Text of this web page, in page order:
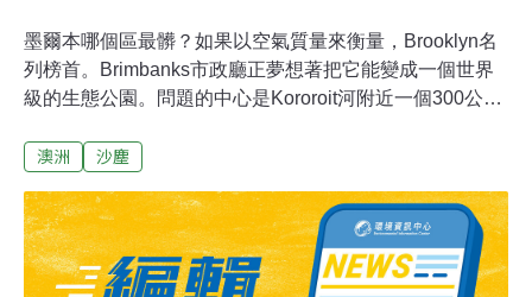
墨爾本哪個區最髒？如果以空氣質量來衡量，Brooklyn名
列榜首。Brimbanks市政廳正夢想著把它能變成一個世界
級的生態公園。問題的中心是Kororoit河附近一個300公頃
閉的垃圾堆填區、重型回收工業區，集裝箱堆場等等。下
池。市政廳的計劃中大部分預算將用在回收雨水，全方位
的改善水系統循環上。據《時代報》報導，Brimbanks市
政廳計劃與多個機構合作，把Brooklyn工業區從塵土飛揚
澳洲 沙塵